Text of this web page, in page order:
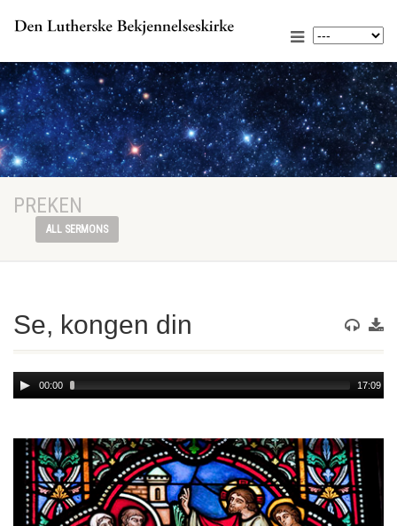
PREKEN
ALL SERMONS
Se, kongen din
Audio
Player
00:00 17:09